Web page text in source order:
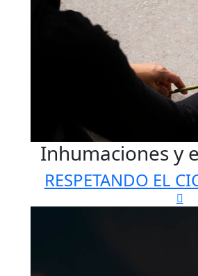
Inhumaciones y
RESPETANDO EL